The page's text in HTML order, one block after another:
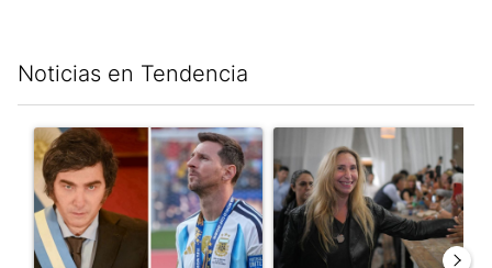
Noticias en Tendencia
Un artículo de tendencia con el título "Milei despidió a Jorge
Un artículo de tendencia